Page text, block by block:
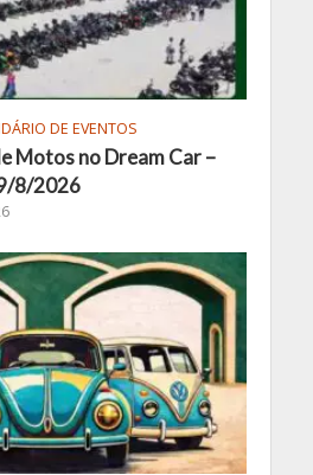
DE EVENTOS
Motos no Dream Car –
8/2026